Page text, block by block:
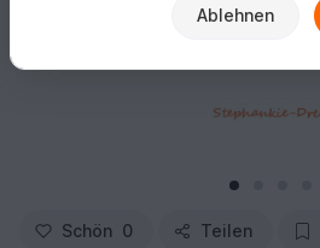
Schön 0 Teilen
Ablehnen